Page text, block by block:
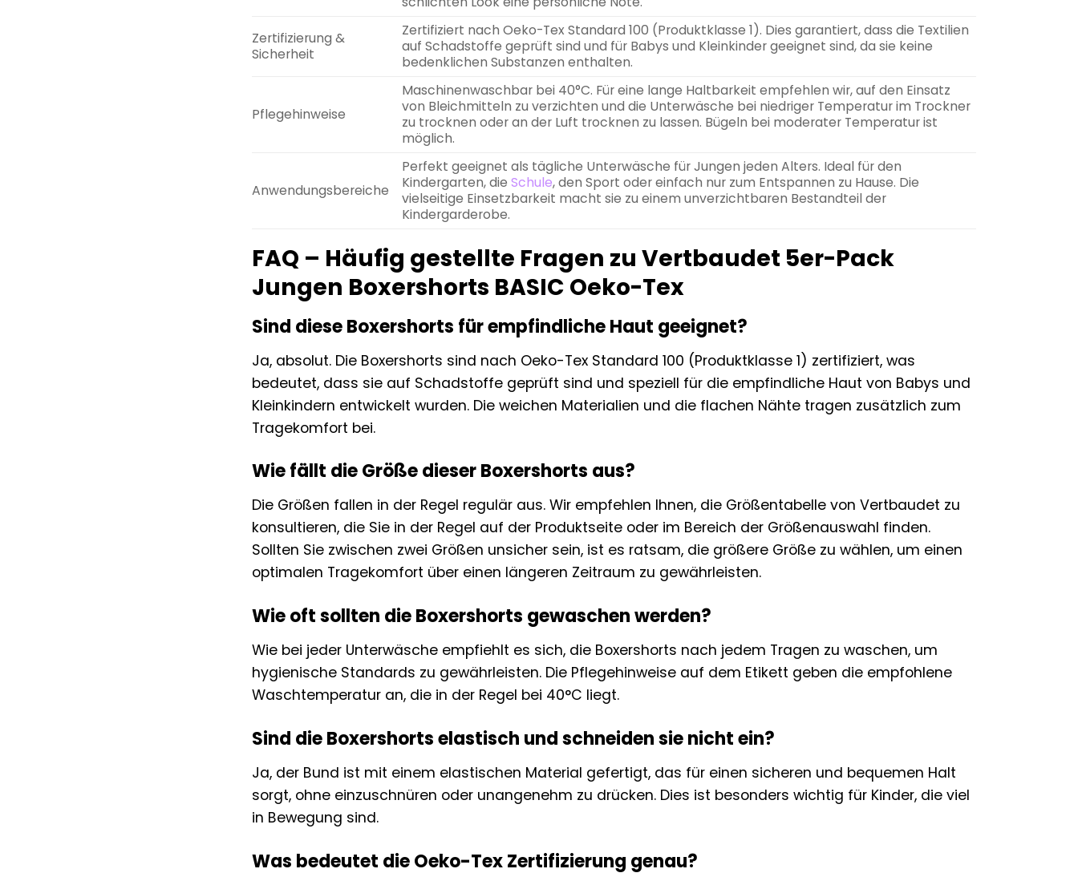
Zertifizierung &
Sicherheit
Zertifiziert nach Oeko-Tex Standard 100 (Produktklasse 1). Dies garantiert, dass die Textilien
auf Schadstoffe geprüft sind und für Babys und Kleinkinder geeignet sind, da sie keine
bedenklichen Substanzen enthalten.
Pflegehinweise
Maschinenwaschbar bei 40°C. Für eine lange Haltbarkeit empfehlen wir, auf den Einsatz
von Bleichmitteln zu verzichten und die Unterwäsche bei niedriger Temperatur im Trockner
zu trocknen oder an der Luft trocknen zu lassen. Bügeln bei moderater Temperatur ist
möglich.
Anwendungsbereiche
Perfekt geeignet als tägliche Unterwäsche für Jungen jeden Alters. Ideal für den
Kindergarten, die Schule, den Sport oder einfach nur zum Entspannen zu Hause. Die
vielseitige Einsetzbarkeit macht sie zu einem unverzichtbaren Bestandteil der
Kindergarderobe.
FAQ – Häufig gestellte Fragen zu Vertbaudet 5er-Pack
Jungen Boxershorts BASIC Oeko-Tex
Sind diese Boxershorts für empfindliche Haut geeignet?
Ja, absolut. Die Boxershorts sind nach Oeko-Tex Standard 100 (Produktklasse 1) zertifiziert, was
bedeutet, dass sie auf Schadstoffe geprüft sind und speziell für die empfindliche Haut von Babys und
Kleinkindern entwickelt wurden. Die weichen Materialien und die flachen Nähte tragen zusätzlich zum
Tragekomfort bei.
Wie fällt die Größe dieser Boxershorts aus?
Die Größen fallen in der Regel regulär aus. Wir empfehlen Ihnen, die Größentabelle von Vertbaudet zu
konsultieren, die Sie in der Regel auf der Produktseite oder im Bereich der Größenauswahl finden.
Sollten Sie zwischen zwei Größen unsicher sein, ist es ratsam, die größere Größe zu wählen, um einen
optimalen Tragekomfort über einen längeren Zeitraum zu gewährleisten.
Wie oft sollten die Boxershorts gewaschen werden?
Wie bei jeder Unterwäsche empfiehlt es sich, die Boxershorts nach jedem Tragen zu waschen, um
hygienische Standards zu gewährleisten. Die Pflegehinweise auf dem Etikett geben die empfohlene
Waschtemperatur an, die in der Regel bei 40°C liegt.
Sind die Boxershorts elastisch und schneiden sie nicht ein?
Ja, der Bund ist mit einem elastischen Material gefertigt, das für einen sicheren und bequemen Halt
sorgt, ohne einzuschnüren oder unangenehm zu drücken. Dies ist besonders wichtig für Kinder, die viel
in Bewegung sind.
Was bedeutet die Oeko-Tex Zertifizierung genau?